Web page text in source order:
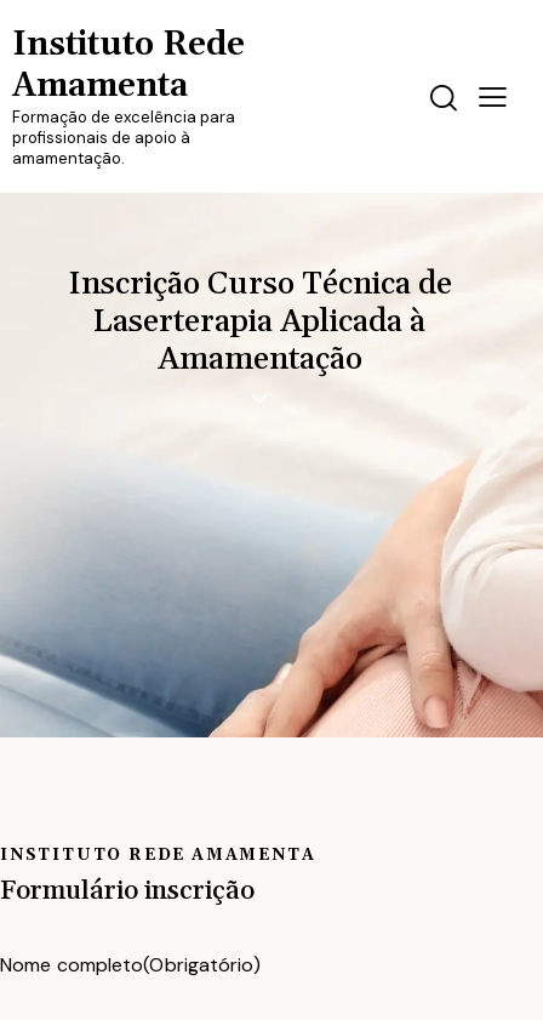
Instituto Rede
Amamenta
Formação de excelência para
profissionais de apoio à
amamentação.
Inscrição Curso Técnica de
Laserterapia Aplicada à
Amamentação
Amamentação
INSTITUTO REDE AMAMENTA
Formulárioinscrição
Nome completo(Obrigatório)